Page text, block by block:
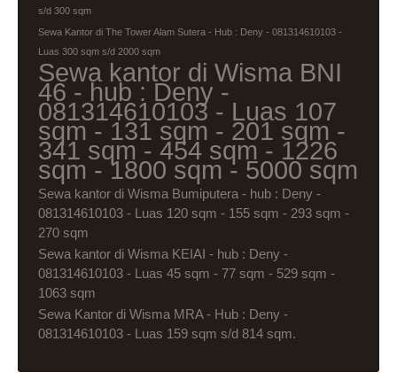
s/d 300 sqm
Sewa Kantor di The Tower Alam Sutera - Hub : Deny - 081314610103 -
Luas 300 sqm s/d 2000 sqm
Sewa kantor di Wisma BNI
46 - hub : Deny -
081314610103 - Luas 107
sqm - 131 sqm - 201 sqm -
341 sqm - 454 sqm - 1226
sqm - 1800 sqm - 5000 sqm
Sewa kantor di Wisma Bumiputera - hub : Deny -
081314610103 - Luas 120 sqm - 155 sqm - 293 sqm -
270 sqm
Sewa kantor di Wisma KEIAI - hub : Deny -
081314610103 - Luas 45 sqm - 77 sqm - 529 sqm -
1063 sqm
Sewa Kantor di Wisma MRA - Hub : Deny -
081314610103 - Luas 159 sqm s/d 814 sqm.